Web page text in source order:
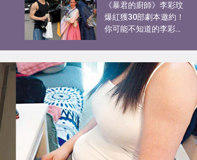
《暴君的廚師》李彩玟
爆紅獲30部劇本邀約！
你可能不知道的李彩玟
江、被稱為港版193！
健碩身材靠2種運動練出
粗壯手臂！